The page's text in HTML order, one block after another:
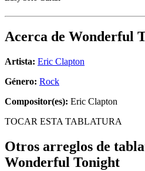
Acerca de Wonderful
Artista: Eric Clapton
Género: Rock
Compositor(es): Eric Clapton
TOCAR ESTA TABLATURA
Otros arreglos de
Wonderful Tonight